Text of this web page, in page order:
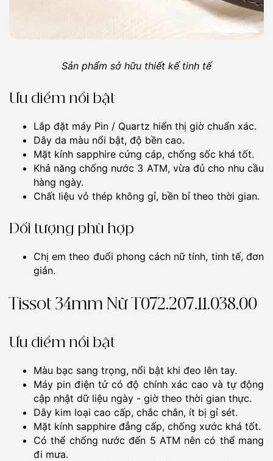
Sản phẩm sở hữu thiết kế tinh tế
Ưu điểm nổi bật
Lắp đặt máy Pin / Quartz hiển thị giờ chuẩn xác.
Dây da màu nổi bật, độ bền cao.
Mặt kính sapphire cứng cáp, chống sốc khá tốt.
Khả năng chống nước 3 ATM, vừa đủ cho nhu cầu
hàng ngày.
Chất liệu vỏ thép không gỉ, bền bỉ theo thời gian.
Đối tượng phù hợp
Chị em theo đuổi phong cách nữ tính, tinh tế, đơn
giản.
Tissot 34mm Nữ T072.207.11.038.00
Ưu điểm nổi bật
Màu bạc sang trọng, nổi bật khi đeo lên tay.
Máy pin điện tử có độ chính xác cao và tự động
cập nhật dữ liệu ngày - giờ theo thời gian thực.
Dây kim loại cao cấp, chắc chắn, ít bị gỉ sét.
Mặt kính sapphire đẳng cấp, chống xước khá tốt.
Có thể chống nước đến 5 ATM nên có thể mang
đi mưa.